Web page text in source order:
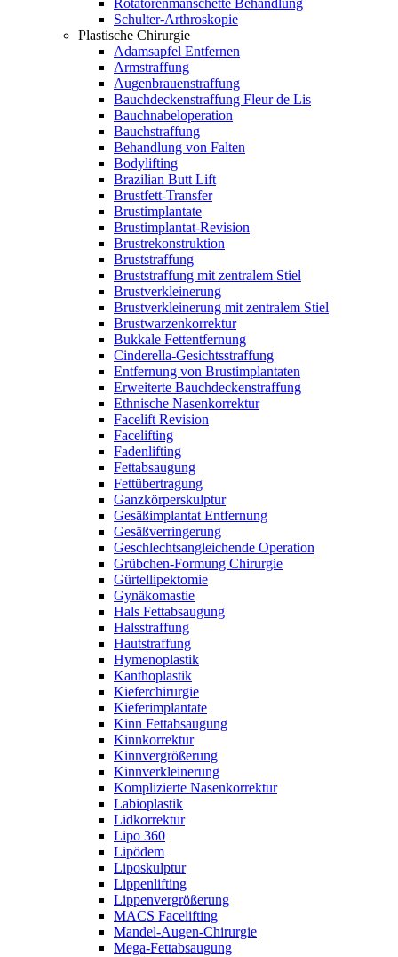
Schulter-Arthroskopie
Plastische Chirurgie
Adamsapfel Entfernen
Armstraffung
Augenbrauenstraffung
Bauchdeckenstraffung Fleur de Lis
Bauchnabeloperation
Bauchstraffung
Behandlung von Falten
Bodylifting
Brazilian Butt Lift
Brustfett-Transfer
Brustimplantate
Brustimplantat-Revision
Brustrekonstruktion
Bruststraffung
Bruststraffung mit zentralem Stiel
Brustverkleinerung
Brustverkleinerung mit zentralem Stiel
Brustwarzenkorrektur
Bukkale Fettentfernung
Cinderella-Gesichtsstraffung
Entfernung von Brustimplantaten
Erweiterte Bauchdeckenstraffung
Ethnische Nasenkorrektur
Facelift Revision
Facelifting
Fadenlifting
Fettabsaugung
Fettübertragung
Ganzkörperskulptur
Gesäßimplantat Entfernung
Gesäßverringerung
Geschlechtsangleichende Operation
Grübchen-Formung Chirurgie
Gürtellipektomie
Gynäkomastie
Hals Fettabsaugung
Halsstraffung
Hautstraffung
Hymenoplastik
Kanthoplastik
Kieferchirurgie
Kieferimplantate
Kinn Fettabsaugung
Kinnkorrektur
Kinnvergrößerung
Kinnverkleinerung
Komplizierte Nasenkorrektur
Labioplastik
Lidkorrektur
Lipo 360
Lipödem
Liposkulptur
Lippenlifting
Lippenvergrößerung
MACS Facelifting
Mandel-Augen-Chirurgie
Mega-Fettabsaugung